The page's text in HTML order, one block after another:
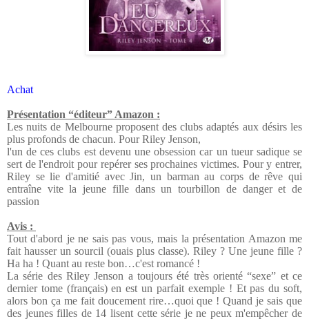
Achat
Présentation “éditeur” Amazon :
Les nuits de Melbourne proposent des clubs adaptés aux désirs les
plus profonds de chacun. Pour Riley Jenson,
l'un de ces clubs est devenu une obsession car un tueur sadique se
sert de l'endroit pour repérer ses prochaines victimes. Pour y entrer,
Riley se lie d'amitié avec Jin, un barman au corps de rêve qui
entraîne vite la jeune fille dans un tourbillon de danger et de
passion
Avis :
Tout d'abord je ne sais pas vous, mais la présentation Amazon me
fait hausser un sourcil (ouais plus classe). Riley ? Une jeune fille ?
Ha ha ! Quant au reste bon…c'est romancé !
La série des Riley Jenson a toujours été très orienté “sexe” et ce
dernier tome (français) en est un parfait exemple ! Et pas du soft,
alors bon ça me fait doucement rire…quoi que ! Quand je sais que
des jeunes filles de 14 lisent cette série je ne peux m'empêcher de